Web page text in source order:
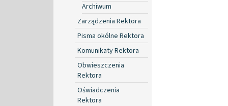
Archiwum
Zarządzenia Rektora
Pisma okólne Rektora
Komunikaty Rektora
Obwieszczenia
Rektora
Oświadczenia
Rektora